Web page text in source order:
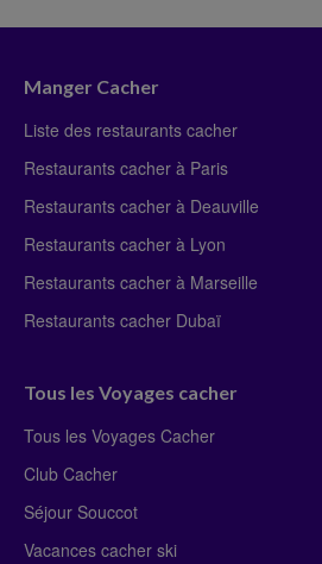
Manger Cacher
Liste des restaurants cacher
Restaurants cacher à Paris
Restaurants cacher à Deauville
Restaurants cacher à Lyon
Restaurants cacher à Marseille
Restaurants cacher Dubaï
Tous les Voyages cacher
Tous les Voyages Cacher
Club Cacher
Séjour Souccot
Vacances cacher ski